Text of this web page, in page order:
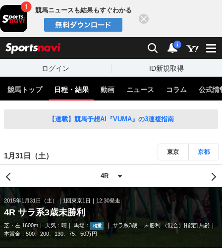
競馬ニュースも結果もすぐわかる
検索 通知
i
ログイン ID新規取得
競馬トップ 日程・結果 動画 ニュース コラム 公式情
【連載】競馬予想AI『VUMA』の3連複指南
1月31日（土） 東京 京都
2015年1月31日（土） 1回東京1日 12:30発走
4R サラ系3歳未勝利
芝・左 1600m 天気： 晴 馬場： 稍重 サラ系3歳
未勝利 （混合）[指定] 馬齢
本賞金：500、200、130、75、50万円